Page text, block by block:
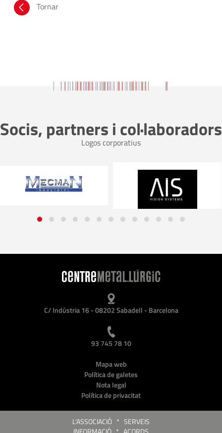
Tornar
Socis, partners i col·laboradors
Logos corporatius
C/ Indústria 16 - 08202 Sabadell - Barcelona
93 745 78 10
Mapa web
Política de galetes
Nota legal
Política de privacitat
L'ASSOCIACIÓ * SERVEIS